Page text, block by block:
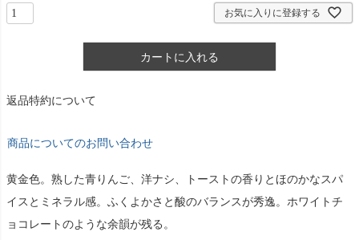
お気に入りに登録する
カートに入れる
返品特約について
商品についてのお問い合わせ
黄金色。熟した青りんご、洋ナシ、トーストの香りとほのかなスパ
イスとミネラル感。ふくよかさと酸のバランスが秀逸。ホワイトチ
ョコレートのような余韻が残る。